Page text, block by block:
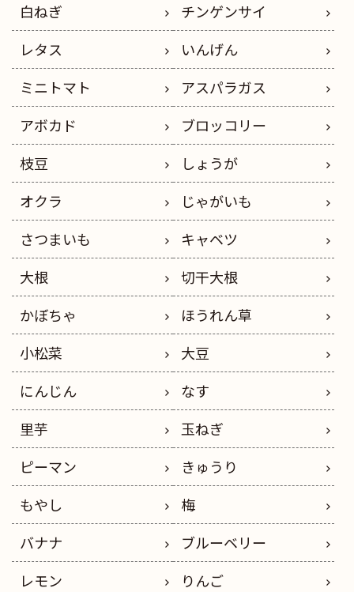
白ねぎ
チンゲンサイ
レタス
いんげん
ミニトマト
アスパラガス
アボカド
ブロッコリー
枝豆
しょうが
オクラ
じゃがいも
さつまいも
キャベツ
大根
切干大根
かぼちゃ
ほうれん草
小松菜
大豆
にんじん
なす
里芋
玉ねぎ
ピーマン
きゅうり
もやし
梅
バナナ
ブルーベリー
レモン
りんご